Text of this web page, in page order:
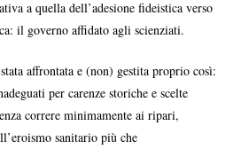
a quella dell’adesione fideistica verso
il governo affidato agli scienziati.
affrontata e (non) gestita proprio così:
per carenze storiche e scelte
correre minimamente ai ripari,
sanitario più che